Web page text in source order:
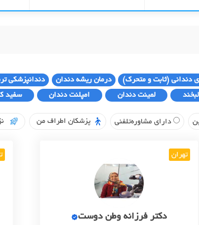
دندانی (ثابت و متحرک) درمان ریشه دندان دندانپزشکی
لمینت دندان امپلنت دندان سفید
دارای مشاوره‌تلفنی پزشکان اطراف من
تهران
دکتر فرزانه وطن دوست